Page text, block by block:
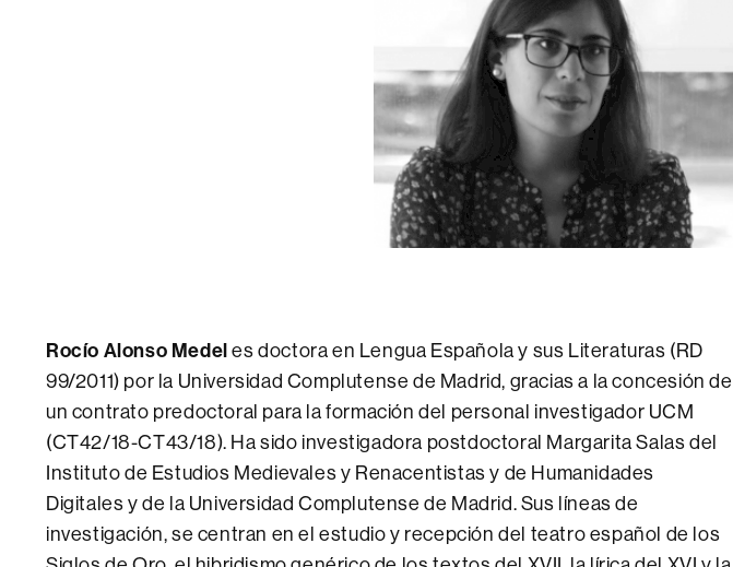
Rocío Alonso Medeles doctora en Lengua Española y sus Literaturas (RD
99/2011) por la Universidad Complutense de Madrid, gracias a la concesión de
un contrato predoctoral para la formación del personal investigador UCM
(CT42/18-CT43/18). Ha sido investigadora postdoctoral Margarita Salas del
Instituto de Estudios Medievales y Renacentistas y de Humanidades
Digitales y de la Universidad Complutense de Madrid. Sus líneas de
investigación, se centran en el estudio y recepción del teatro español de los